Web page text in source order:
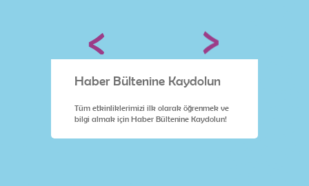
Haber Bültenine Kaydolun
Tüm etkinliklerimizi ilk olarak öğrenmek ve
bilgi almak için Haber Bültenine Kaydolun!